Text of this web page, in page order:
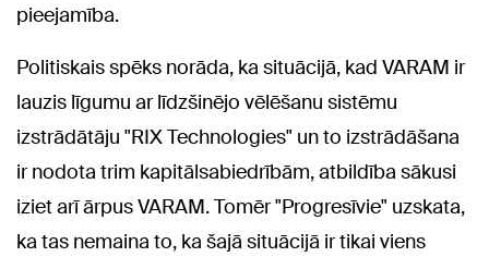
pieejamība.
Politiskais spēks norāda, ka situācijā, kad VARAM ir
lauzis līgumu ar līdzšinējo vēlēšanu sistēmu
izstrādātāju "RIX Technologies" un to izstrādāšana
ir nodota trim kapitālsabiedrībām, atbildība sākusi
iziet arī ārpus VARAM. Tomēr "Progresīvie" uzskata,
ka tas nemaina to, ka šajā situācijā ir tikai viens